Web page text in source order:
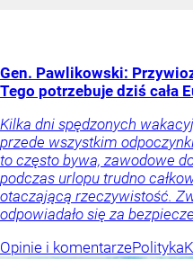
Gen. Pawlikowski:
Tego potrzebuje dziś cała
Kilka dni spędzonych
przede wszystkim
to często bywa, zawodowe
podczas urlopu trudno
otaczającą rzeczywistość.
odpowiadało się za
Opinie i komentarzePolityka